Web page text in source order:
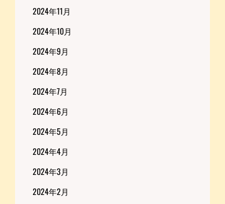
2024年11月
2024年10月
2024年9月
2024年8月
2024年7月
2024年6月
2024年5月
2024年4月
2024年3月
2024年2月